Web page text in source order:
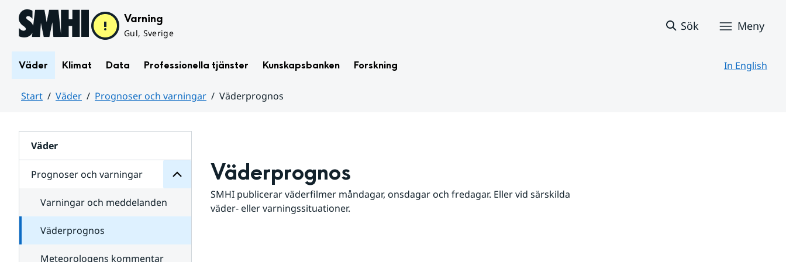
Hoppa till sidans innehåll Varning
Gul, Sverige
Sök Meny
Väder Klimat Data Professionella tjänster Kunskapsbanken Forskning In English
Start Väder Prognoser och varningar
Väderprognos
Väder
Prognoser och varningar
för
varningar
Varningar och meddelanden
Väderprognos
Meteorologens kommentar
Väderprognos
SMHI publicerar väderfilmer måndagar, onsdagar och fredagar. Eller vid särskilda
väder- eller varningssituationer.